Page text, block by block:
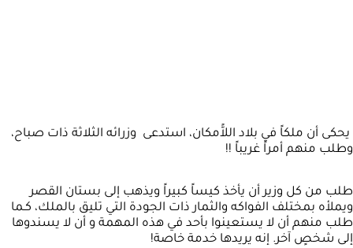
يحكى أن ملكاً في بلاد اللاًّمكان، استدعى وزرائه الثلاثة ذات صباح،
وطلب منهم أمراً غريباً !!
طلب من كل وزير أن يأخذ كيساً كبيراً ويذهب إلى بستان القصر
ويملأه بمختلف الفواكه والثمار ذات الجودة التي تليق بالملك، كـما
طلب منهم أن لا يستعينوا بأحد في هذه المهمة و أن لا يسندوها
إلى شخصٍ آخر. إنه يريدها خدمة خاصة!